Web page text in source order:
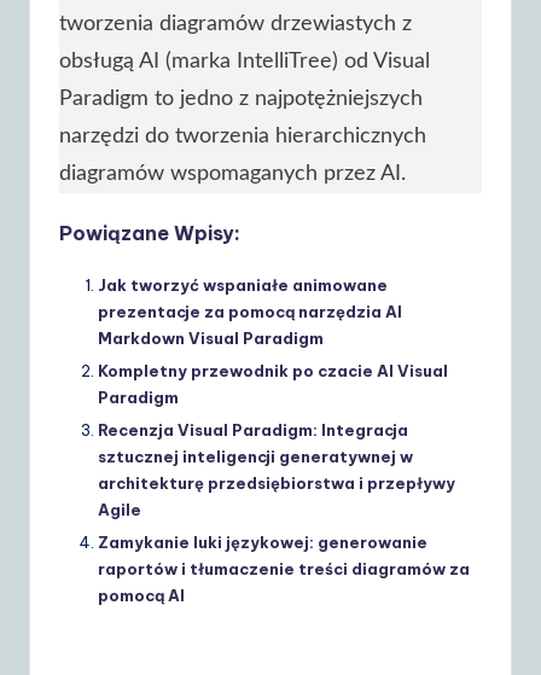
tworzenia diagramów drzewiastych z
obsługą AI (marka IntelliTree) od Visual
Paradigm to jedno z najpotężniejszych
narzędzi do tworzenia hierarchicznych
diagramów wspomaganych przez AI.
Powiązane Wpisy:
Jak tworzyć wspaniałe animowane
prezentacje za pomocą narzędzia AI
Markdown Visual Paradigm
Kompletny przewodnik po czacie AI Visual
Paradigm
Recenzja Visual Paradigm: Integracja
sztucznej inteligencji generatywnej w
architekturę przedsiębiorstwa i przepływy
Agile
Zamykanie luki językowej: generowanie
raportów i tłumaczenie treści diagramów za
pomocą AI